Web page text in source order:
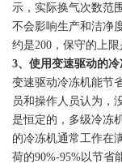
示，实际换气次数范
不会影响生产和洁净
约是200，保守的上限
3、使用变速驱动的冷
变速驱动冷冻机能节
员和操作人员认为，
是恒定的，多级冷冻
的冷冻机通常工作在
荷的90%-95%以节省